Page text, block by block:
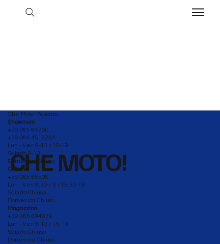
CHE MOTO!
Che Moto! Pescara
Showroom
+39 085 64700
+39 085 4518784
Lun - Ven 9-13 / 15-19
Sabato 9-13
Domenica Chiuso
Officina
+39 085 68508
Lun - Ven 8.30-13 / 15.30-19
Sabato Chiuso
Domenica Chiuso
Magazzino
+39 085 694939
Lun - Ven 9-13 / 15-19
Sabato Chiuso
Domenica Chiuso